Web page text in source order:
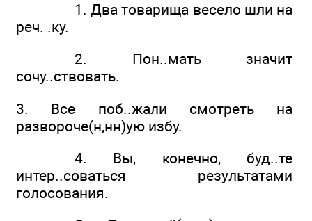
1. Два товарища весело шли на
реч. .ку.
2. Пон..мать значит
сочу..ствовать.
3. Все поб..жали смотреть на
развороче(н,нн)ую избу.
4. Вы, конечно, буд..те
интер..соваться результатами
голосования.